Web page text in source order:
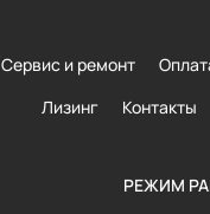
Сервис и ремонт
Лизинг
Контакты
РЕЖИМ